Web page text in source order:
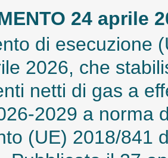
24 aprile
di esecuzione
2026, che
netti di gas a
2029 a norma
(UE) 2018/841